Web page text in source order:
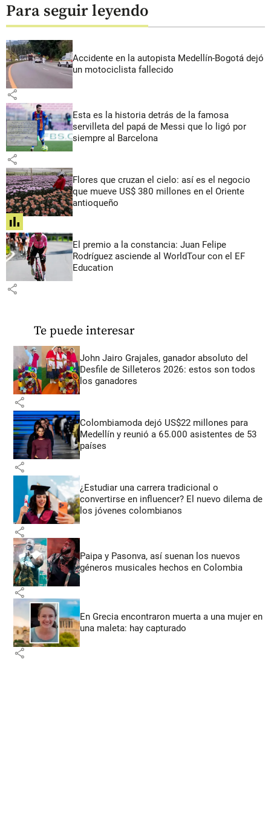
Para seguir leyendo
Accidente en la autopista Medellín-Bogotá dejó
un motociclista fallecido
share
Esta es la historia detrás de la famosa
servilleta del papá de Messi que lo ligó por
siempre al Barcelona
share
Flores que cruzan el cielo: así es el negocio
que mueve US$ 380 millones en el Oriente
antioqueño
share
El premio a la constancia: Juan Felipe
Rodríguez asciende al WorldTour con el EF
Education
share
Te puede interesar
John Jairo Grajales, ganador absoluto del
Desfile de Silleteros 2026: estos son todos
los ganadores
share
Colombiamoda dejó US$22 millones para
Medellín y reunió a 65.000 asistentes de 53
países
share
¿Estudiar una carrera tradicional o
convertirse en influencer? El nuevo dilema de
los jóvenes colombianos
share
Paipa y Pasonva, así suenan los nuevos
géneros musicales hechos en Colombia
share
En Grecia encontraron muerta a una mujer en
una maleta: hay capturado
share